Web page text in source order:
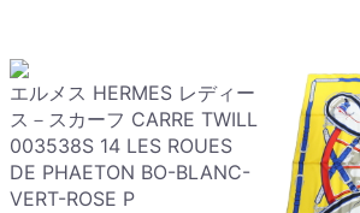
エルメス HERMES レディー
ス－スカーフ CARRE TWILL
003538S 14 LES ROUES
DE PHAETON BO-BLANC-
VERT-ROSE P